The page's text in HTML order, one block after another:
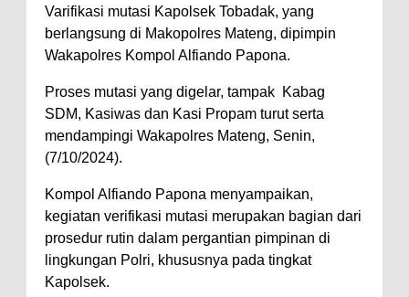
Varifikasi mutasi Kapolsek Tobadak, yang
berlangsung di Makopolres Mateng, dipimpin
Wakapolres Kompol Alfiando Papona.
Proses mutasi yang digelar, tampak Kabag
SDM, Kasiwas dan Kasi Propam turut serta
mendampingi Wakapolres Mateng, Senin,
(7/10/2024).
Kompol Alfiando Papona menyampaikan,
kegiatan verifikasi mutasi merupakan bagian dari
prosedur rutin dalam pergantian pimpinan di
lingkungan Polri, khususnya pada tingkat
Kapolsek.